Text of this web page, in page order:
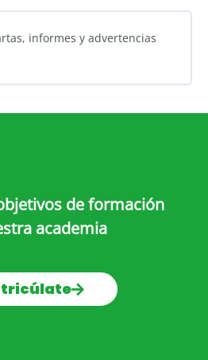
informes y advertencias
de formación
academia